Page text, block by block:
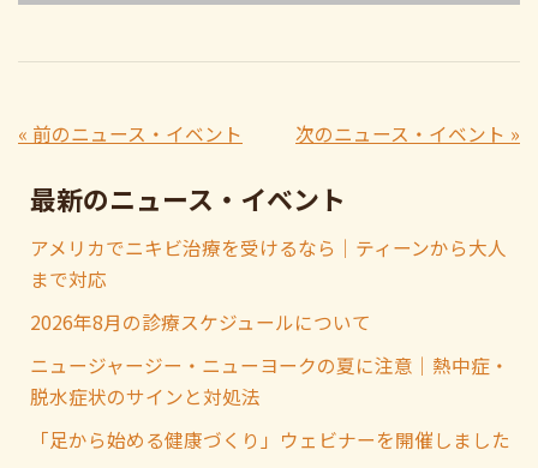
« 前のニュース・イベント 次のニュース・イベント »
最新のニュース・イベント
アメリカでニキビ治療を受けるなら｜ティーンから大人
まで対応
2026年8月の診療スケジュールについて
ニュージャージー・ニューヨークの夏に注意｜熱中症・
脱水症状のサインと対処法
「足から始める健康づくり」ウェビナーを開催しました